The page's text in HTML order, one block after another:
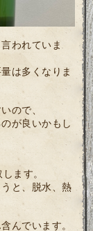
われていま
は多くなりま
ので、
が良いかもし
ます。
と、脱水、熱
んでいます。